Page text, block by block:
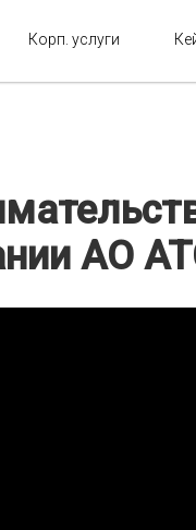
Корп. услуги
АО